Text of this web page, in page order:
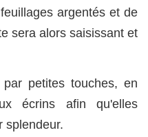
argentés et de
sera alors saisissant et
petites touches, en
écrins afin qu'elles
splendeur.